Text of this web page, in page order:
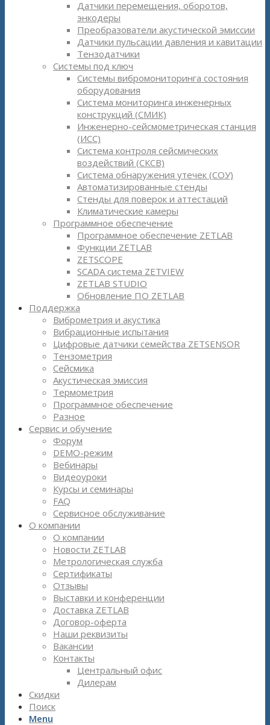
Датчики перемещения, оборотов,
энкодеры
Преобразователи акустической эмиссии
Датчики пульсации давления и кавитации
Тензодатчики
Системы под ключ
Системы вибромониторинга состояния
оборудования
Система мониторинга инженерных
конструкций (СМИК)
Инженерно-сейсмометрическая станция
(ИСС)
Система контроля сейсмических
воздействий (СКСВ)
Система обнаружения утечек (СОУ)
Автоматизированные стенды
Стенды для поверок и аттестаций
Климатические камеры
Программное обеспечение
Программное обеспечение ZETLAB
Функции ZETLAB
ZETSCOPE
SCADA система ZETVIEW
ZETLAB STUDIO
Обновление ПО ZETLAB
Поддержка
Виброметрия и акустика
Вибрационные испытания
Цифровые датчики семейства ZETSENSOR
Тензометрия
Сейсмика
Акустическая эмиссия
Термометрия
Программное обеспечение
Разное
Сервис и обучение
Форум
DEMO-режим
Вебинары
Видеоуроки
Курсы и семинары
FAQ
Сервисное обслуживание
О компании
О компании
Новости ZETLAB
Метрологическая служба
Сертификаты
Отзывы
Выставки и конференции
Доставка ZETLAB
Договор-оферта
Наши реквизиты
Вакансии
Контакты
Центральный офис
Дилерам
Скидки
Поиск
Menu